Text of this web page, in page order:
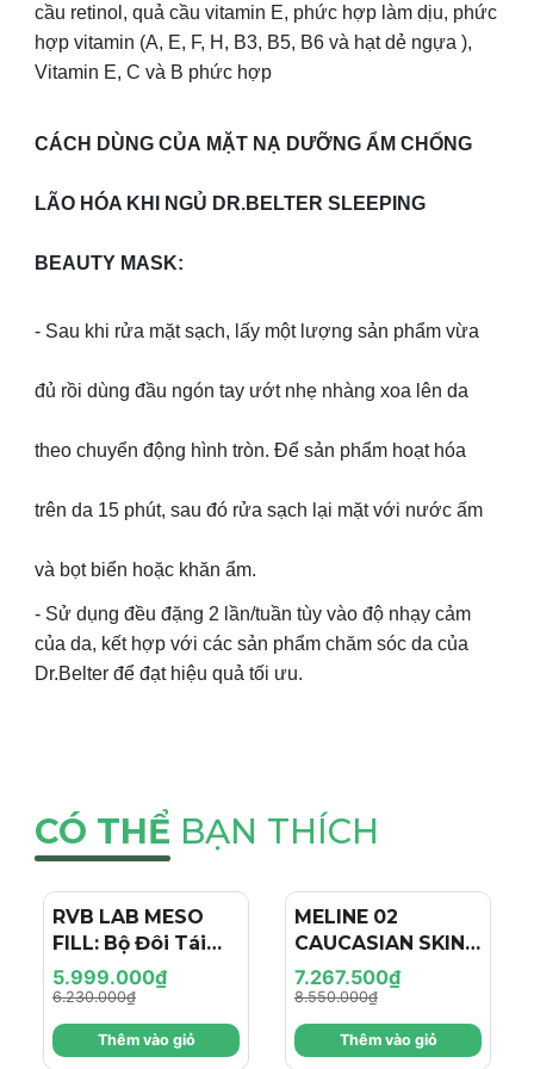
cầu retinol, quả cầu vitamin E, phức hợp làm dịu, phức
hợp vitamin (A, E, F, H, B3, B5, B6 và hạt dẻ ngựa ),
Vitamin E, C và B phức hợp
CÁCH DÙNG CỦA MẶT NẠ DƯỠNG ẨM CHỐNG
LÃO HÓA KHI NGỦ DR.BELTER SLEEPING
BEAUTY MASK:
- Sau khi rửa mặt sạch, lấy một lượng sản phẩm vừa
đủ rồi dùng đầu ngón tay ướt nhẹ nhàng xoa lên da
theo chuyển động hình tròn. Để sản phẩm hoạt hóa
trên da 15 phút, sau đó rửa sạch lại mặt với nước ấm
và bọt biển hoặc khăn ẩm.
- Sử dụng đều đặng 2 lần/tuần tùy vào độ nhạy cảm
của da, kết hợp với các sản phẩm chăm sóc da của
Dr.Belter để đạt hiệu quả tối ưu.
CÓ THỂ BẠN THÍCH
- 4%
RVB LAB MESO
FILL: Bộ Đôi Tái
Tạo & Nâng Cơ
Chuyên Sâu - Hiệu
Ứng "Filler + Botox
Like" Cho Làn Da
5.999.000₫
6.230.000₫
Thêm vào giỏ
MELINE 02
CAUCASIAN SKIN
DAY/NIGHT / BỘ
ĐÔI TRỊ NÁM
NGÀY/ĐÊM, SÁNG
DA, TRẺ HÓA VÀ
7.267.500₫
8.550.000₫
Thêm vào giỏ